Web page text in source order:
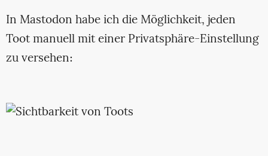
In Mastodon habe ich die Möglichkeit, jeden
Toot manuell mit einer Privatsphäre-Einstellung
zu versehen: